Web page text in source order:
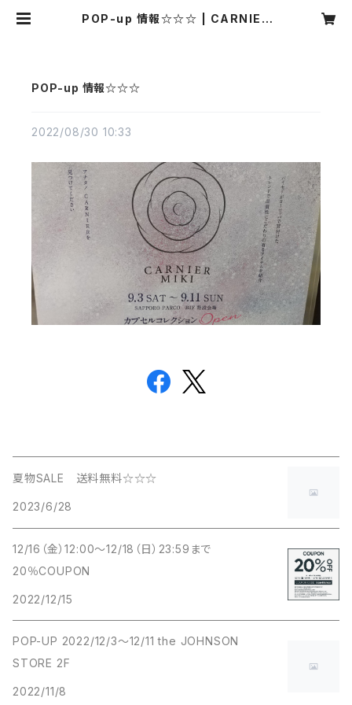
POP-up 情報☆☆☆ | CARNIER
POP-up 情報☆☆☆
2022/08/30 10:33
夏物SALE 送料無料☆☆☆
2023/6/28
12/16（金）12:00～12/18（日）23:59まで
20％COUPON
2022/12/15
POP-UP 2022/12/3～12/11 the JOHNSON
STORE 2F
2022/11/8